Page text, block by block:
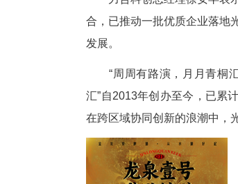
光谷从“一根光纤”
长飞光纤为代表的光
此次青桐汇专场活
区创业青年到光谷开